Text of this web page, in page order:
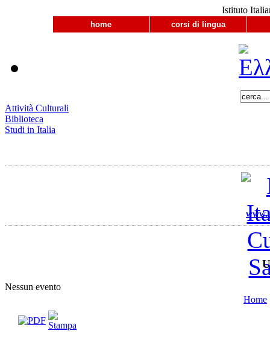
Istituto
home corsi di lingua
Attività Culturali
Biblioteca
Studi in Italia
Nessun evento
Home